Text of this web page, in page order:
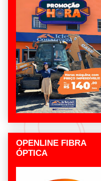
OPENLINE FIBRA
ÓPTICA